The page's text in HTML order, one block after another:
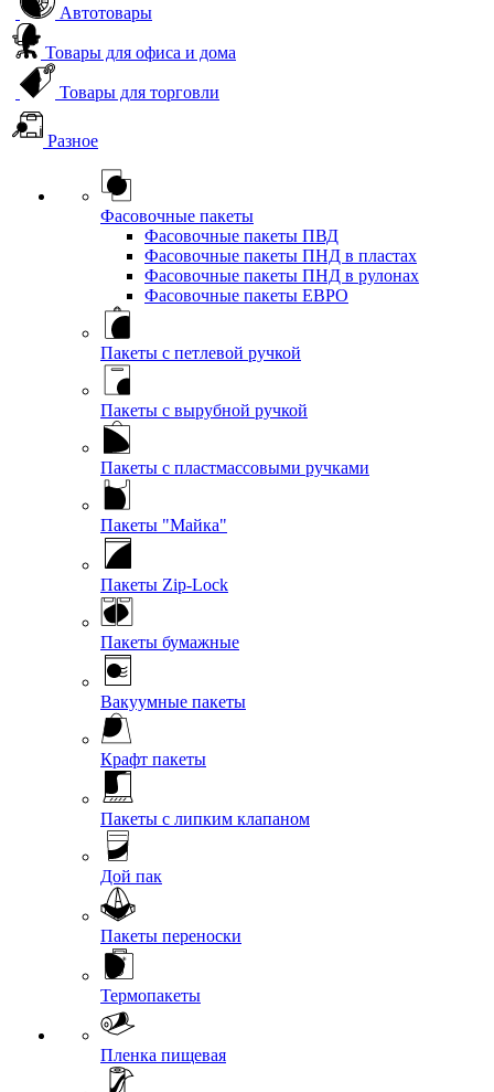
Автотовары
Товары для офиса и дома
Товары для торговли
Разное
Фасовочные пакеты
Фасовочные пакеты ПВД
Фасовочные пакеты ПНД в пластах
Фасовочные пакеты ПНД в рулонах
Фасовочные пакеты ЕВРО
Пакеты с петлевой ручкой
Пакеты с вырубной ручкой
Пакеты с пластмассовыми ручками
Пакеты "Майка"
Пакеты Zip-Lock
Пакеты бумажные
Вакуумные пакеты
Крафт пакеты
Пакеты с липким клапаном
Дой пак
Пакеты переноски
Термопакеты
Пленка пищевая